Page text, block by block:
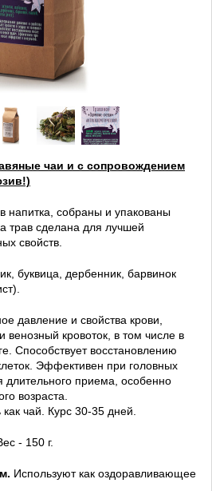
чаи и с сопровождением
напитка, собраны и упакованы
трав сделана для лучшей
свойств.
буквица, дербенник, барвинок
давление и свойства крови,
венозный кровоток, в том числе в
Способствует восстановлению
Эффективен при головных
длительного приема, особенно
возраста.
чай. Курс 30-35 дней.
- 150 г.
Используют как оздоравливающее